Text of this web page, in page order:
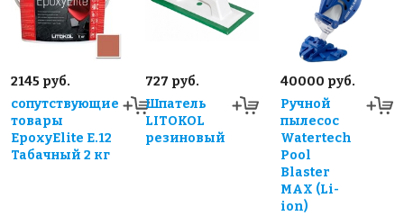
2145 руб.
сопутствующие
товары
EpoxyElite E.12
Табачный 2 кг
727 руб.
Шпатель
LITOKOL
резиновый
40000 руб.
Ручной
пылесос
Watertech
Pool
Blaster
MAX (Li-
ion)